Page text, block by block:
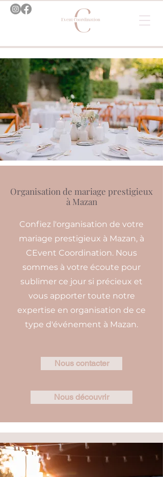
Organisation de mariage prestigieux
à Mazan
Confiez l'organisation de votre
mariage prestigieux à Mazan, à
CEvent Coordination. Nous
sommes à votre écoute pour
sublimer ce jour si précieux et
vous apporter toute notre
expertise en organisation de ce
type d'événement à Mazan.
Nous contacter
Nous découvrir